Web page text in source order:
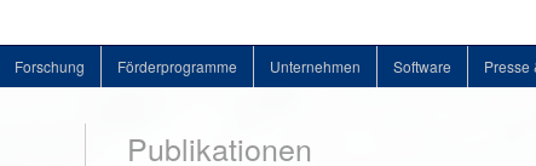
Forschung Förderprogramme Unternehmen Software Presse
Publikationen